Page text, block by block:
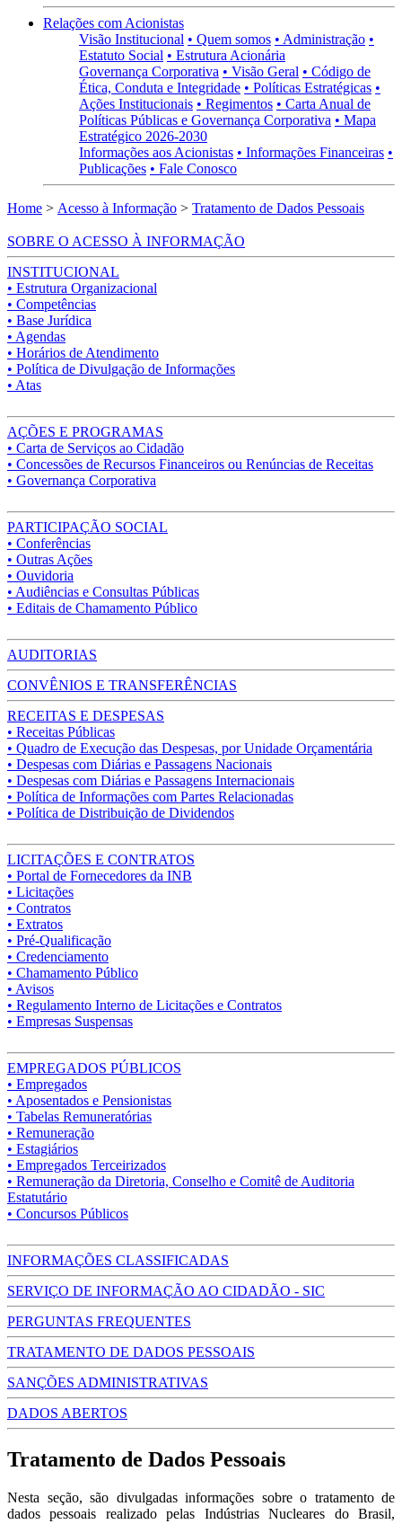
Relações com Acionistas
Visão Institucional • Quem somos • Administração •
Estatuto Social • Estrutura Acionária
Governança Corporativa • Visão Geral • Código de
Ética, Conduta e Integridade • Políticas Estratégicas •
Ações Institucionais • Regimentos • Carta Anual de
Políticas Públicas e Governança Corporativa • Mapa
Estratégico 2026-2030
Informações aos Acionistas • Informações Financeiras •
Publicações • Fale Conosco
Home > Acesso à Informação > Tratamento de Dados Pessoais
SOBRE O ACESSO À INFORMAÇÃO
INSTITUCIONAL
• Estrutura Organizacional
• Competências
• Base Jurídica
• Agendas
• Horários de Atendimento
• Política de Divulgação de Informações
• Atas
AÇÕES E PROGRAMAS
• Carta de Serviços ao Cidadão
• Concessões de Recursos Financeiros ou Renúncias de Receitas
• Governança Corporativa
PARTICIPAÇÃO SOCIAL
• Conferências
• Outras Ações
• Ouvidoria
• Audiências e Consultas Públicas
• Editais de Chamamento Público
AUDITORIAS
CONVÊNIOS E TRANSFERÊNCIAS
RECEITAS E DESPESAS
• Receitas Públicas
• Quadro de Execução das Despesas, por Unidade Orçamentária
• Despesas com Diárias e Passagens Nacionais
• Despesas com Diárias e Passagens Internacionais
• Política de Informações com Partes Relacionadas
• Política de Distribuição de Dividendos
LICITAÇÕES E CONTRATOS
• Portal de Fornecedores da INB
• Licitações
• Contratos
• Extratos
• Pré-Qualificação
• Credenciamento
• Chamamento Público
• Avisos
• Regulamento Interno de Licitações e Contratos
• Empresas Suspensas
EMPREGADOS PÚBLICOS
• Empregados
• Aposentados e Pensionistas
• Tabelas Remuneratórias
• Remuneração
• Estagiários
• Empregados Terceirizados
• Remuneração da Diretoria, Conselho e Comitê de Auditoria
Estatutário
• Concursos Públicos
INFORMAÇÕES CLASSIFICADAS
SERVIÇO DE INFORMAÇÃO AO CIDADÃO - SIC
PERGUNTAS FREQUENTES
TRATAMENTO DE DADOS PESSOAIS
SANÇÕES ADMINISTRATIVAS
DADOS ABERTOS
Tratamento de Dados Pessoais
Nesta seção, são divulgadas informações sobre o tratamento de
dados pessoais realizado pelas Indústrias Nucleares do Brasil,